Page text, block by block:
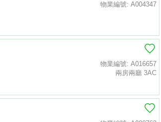
物業編號: A004347
物業編號: A016657
兩房兩廳 3AC